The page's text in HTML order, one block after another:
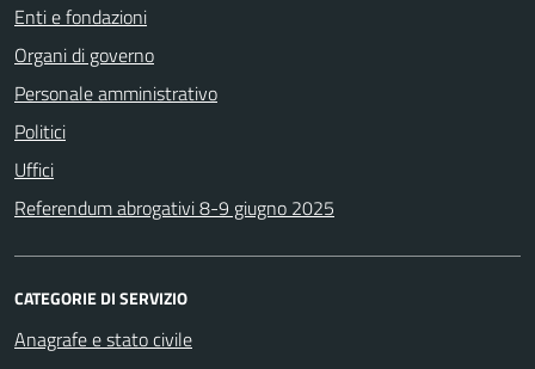
Enti e fondazioni
Organi di governo
Personale amministrativo
Politici
Uffici
Referendum abrogativi 8-9 giugno 2025
CATEGORIE DI SERVIZIO
Anagrafe e stato civile